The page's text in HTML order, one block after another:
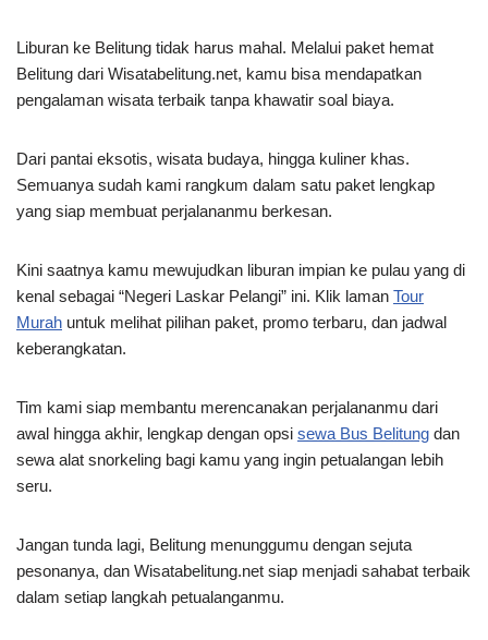
Liburan ke Belitung tidak harus mahal. Melalui paket hemat
Belitung dari Wisatabelitung.net, kamu bisa mendapatkan
pengalaman wisata terbaik tanpa khawatir soal biaya.
Dari pantai eksotis, wisata budaya, hingga kuliner khas.
Semuanya sudah kami rangkum dalam satu paket lengkap
yang siap membuat perjalananmu berkesan.
Kini saatnya kamu mewujudkan liburan impian ke pulau yang di
kenal sebagai “Negeri Laskar Pelangi” ini. Klik laman Tour
Murah untuk melihat pilihan paket, promo terbaru, dan jadwal
keberangkatan.
Tim kami siap membantu merencanakan perjalananmu dari
awal hingga akhir, lengkap dengan opsi sewa Bus Belitung dan
sewa alat snorkeling bagi kamu yang ingin petualangan lebih
seru.
Jangan tunda lagi, Belitung menunggumu dengan sejuta
pesonanya, dan Wisatabelitung.net siap menjadi sahabat terbaik
dalam setiap langkah petualanganmu.